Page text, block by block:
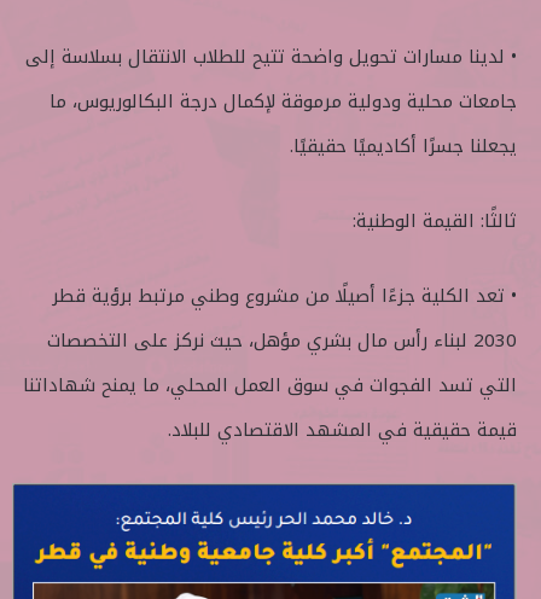
• لدينا مسارات تحويل واضحة تتيح للطلاب الانتقال بسلاسة إلى
جامعات محلية ودولية مرموقة لإكمال درجة البكالوريوس، ما
يجعلنا جسرًا أكاديميًا حقيقيًا.
ثالثًا: القيمة الوطنية:
• تعد الكلية جزءًا أصيلًا من مشروع وطني مرتبط برؤية قطر
2030 لبناء رأس مال بشري مؤهل، حيث نركز على التخصصات
التي تسد الفجوات في سوق العمل المحلي، ما يمنح شهاداتنا
قيمة حقيقية في المشهد الاقتصادي للبلاد.